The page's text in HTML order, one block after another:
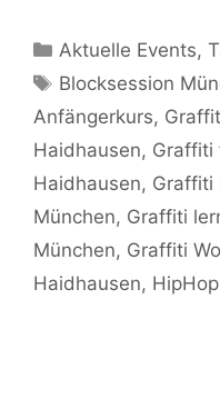
Kategorien
Aktuelle Events,
Schlagwörter
Blocksession
Anfängerkurs,
Haidhausen, Graffiti
Haidhausen, Graffiti
München, Graffiti
München, Graffiti
Haidhausen,